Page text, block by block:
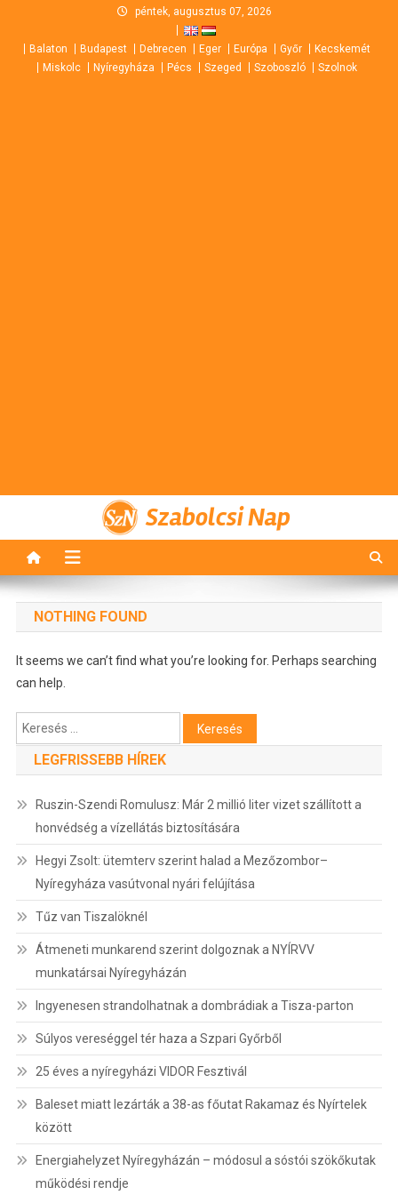
content
péntek, augusztus 07, 2026
Balaton Budapest Debrecen Eger Európa Győr
Kecskemét
Miskolc
Nyíregyháza Pécs Szeged Szoboszló Szolnok
Szabolcsi Nap
NOTHING FOUND
It seems we can’t find what you’re looking for. Perhaps searching
can help.
Keresés:
LEGFRISSEBB HÍREK
Ruszin-Szendi Romulusz: Már 2 millió liter vizet szállított a
honvédség a vízellátás biztosítására
Hegyi Zsolt: ütemterv szerint halad a Mezőzombor–
Nyíregyháza vasútvonal nyári felújítása
Tűz van Tiszalöknél
Átmeneti munkarend szerint dolgoznak a NYÍRVV
munkatársai Nyíregyházán
Ingyenesen strandolhatnak a dombrádiak a Tisza-parton
Súlyos vereséggel tér haza a Szpari Győrből
25 éves a nyíregyházi VIDOR Fesztivál
Baleset miatt lezárták a 38-as főutat Rakamaz és Nyírtelek
között
Energiahelyzet Nyíregyházán – módosul a sóstói szökőkutak
működési rendje